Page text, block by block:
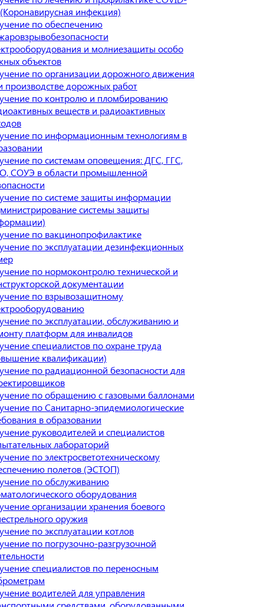
инфекция)
по обеспечению
и молниезащиты особо
объектов
по организации дорожного движения
производстве дорожных работ
по контролю и пломбированию
веществ и радиоактивных
по информационным технологиям в
по системам оповещения: ДГС, ГГС,
СОУЭ в области промышленной
по системе защиты информации
системы защиты
по вакцинопрофилактике
по эксплуатации дезинфекционных
по нормоконтролю технической и
документации
по взрывозащитному
по эксплуатации, обслуживанию и
платформ для инвалидов
специалистов по охране труда
квалификации)
по радиационной безопасности для
по обращению с газовыми баллонами
по Санитарно-эпидемиологические
в образовании
руководителей и специалистов
лабораторий
по электросветотехническому
полетов (ЭСТОП)
по обслуживанию
оборудования
организации хранения боевого
оружия
по эксплуатации котлов
по погрузочно-разгрузочной
специалистов по переносным
водителей для управления